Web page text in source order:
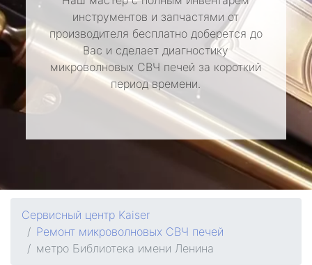
инструментов и запчастями от
производителя бесплатно доберется до
Вас и сделает диагностику
микроволновых СВЧ печей за короткий
период времени.
Сервисный центр Kaiser
Ремонт микроволновых СВЧ печей
метро Библиотека имени Ленина